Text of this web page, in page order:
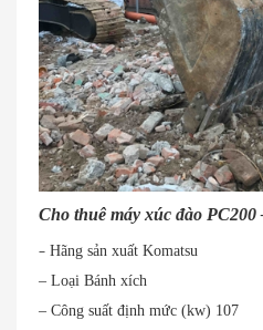
Cho thuê máy xúc đào
– Hãng sản xuất Komatsu
– Loại Bánh xích
– Công suất định mức (kw) 107